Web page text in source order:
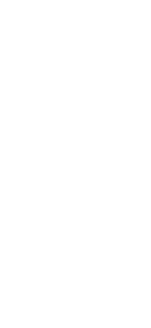
der Praktika im
17 und 18 werden
vergeben, so
als
einen großen